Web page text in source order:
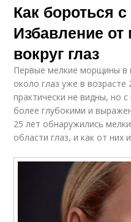
Как бороться
Избавление
вокруг глаз
Первые мелкие морщины в
около глаз уже в возрасте
практически не видны, но
более глубокими и
25 лет обнаружились
области глаз, и как от них